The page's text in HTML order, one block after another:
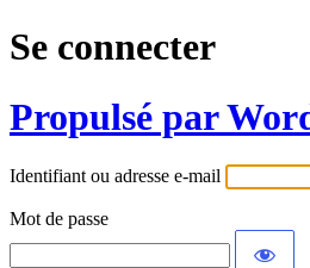
Se connecter
Propulsé par
Identifiant ou adresse e-mail
Mot de passe